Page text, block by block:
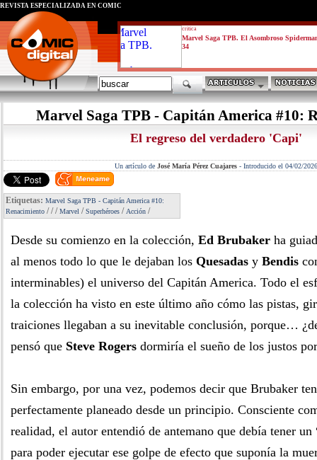
critica
Marvel Saga TPB. El Asombroso
34
REVISTA ESPECIALIZADA EN CÓMIC
Marvel Saga TPB - Capitán America #10:
El regreso del verdadero 'Capi'
Un artículo de José María Pérez Cuajares- Introducido el 04/02/2026
Etiquetas: Marvel Saga TPB - Capitán America #10:
Renacimiento ///Marvel /Superhéroes / Acción /
Desde su comienzo en la colección, Ed Brubaker ha
al menos todo lo que le dejaban los Quesadas y Bendis
interminables) el universo del Capitán America. Todo el
la colección ha visto en este último año cómo las pistas,
traiciones llegaban a su inevitable conclusión, porque…
pensó que Steve Rogers dormiría el sueño de los justos
Sin embargo, por una vez, podemos decir que Brubaker
perfectamente planeado desde un principio. Consciente
realidad, el autor entendió de antemano que debía tener un
para poder ejecutar ese golpe de efecto que suponía la